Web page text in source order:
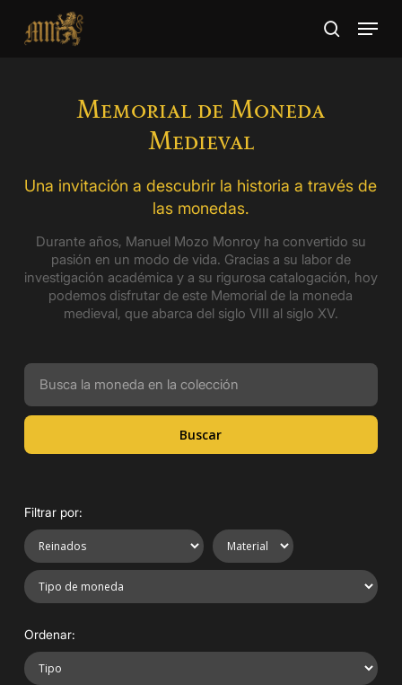
main
search
Menu
Memorial de Moneda
Medieval
Una invitación a descubrir la historia a través de
las monedas.
Durante años, Manuel Mozo Monroy ha convertido su
pasión en un modo de vida. Gracias a su labor de
investigación académica y a su rigurosa catalogación, hoy
podemos disfrutar de este Memorial de la moneda
medieval, que abarca del siglo VIII al siglo XV.
Buscar
Filtrar por:
Ordenar: